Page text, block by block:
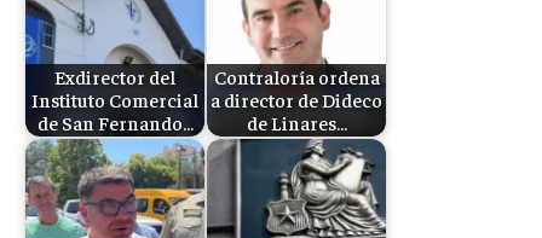
Exdirector del
Instituto Comercial
de San Fernando…
Contraloría ordena
a director de Dideco
de Linares…